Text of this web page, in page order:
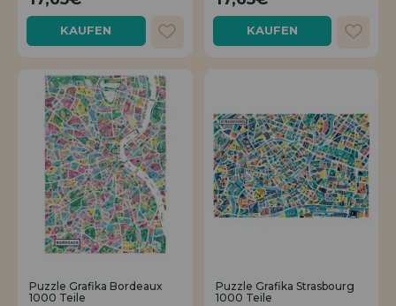
KAUFEN KAUFEN
Puzzle Grafika Bordeaux
1000 Teile
Puzzle Grafika Strasbourg
1000 Teile